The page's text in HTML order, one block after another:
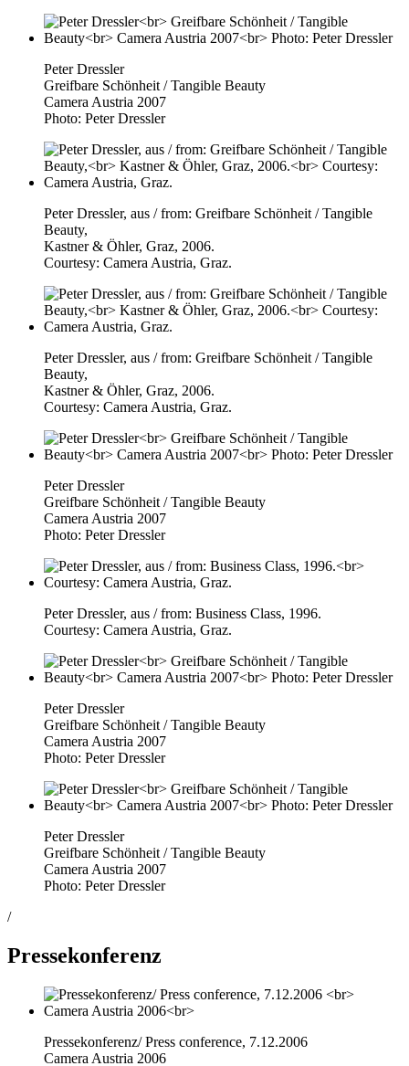
Peter Dressler
Greifbare Schönheit / Tangible Beauty
Camera Austria 2007
Photo: Peter Dressler
Peter Dressler, aus / from: Greifbare Schönheit / Tangible
Beauty,
Kastner & Öhler, Graz, 2006.
Courtesy: Camera Austria, Graz.
Peter Dressler, aus / from: Greifbare Schönheit / Tangible
Beauty,
Kastner & Öhler, Graz, 2006.
Courtesy: Camera Austria, Graz.
Peter Dressler
Greifbare Schönheit / Tangible Beauty
Camera Austria 2007
Photo: Peter Dressler
Peter Dressler, aus / from: Business Class, 1996.
Courtesy: Camera Austria, Graz.
Peter Dressler
Greifbare Schönheit / Tangible Beauty
Camera Austria 2007
Photo: Peter Dressler
Peter Dressler
Greifbare Schönheit / Tangible Beauty
Camera Austria 2007
Photo: Peter Dressler
/
Pressekonferenz
Pressekonferenz/ Press conference, 7.12.2006
Camera Austria 2006